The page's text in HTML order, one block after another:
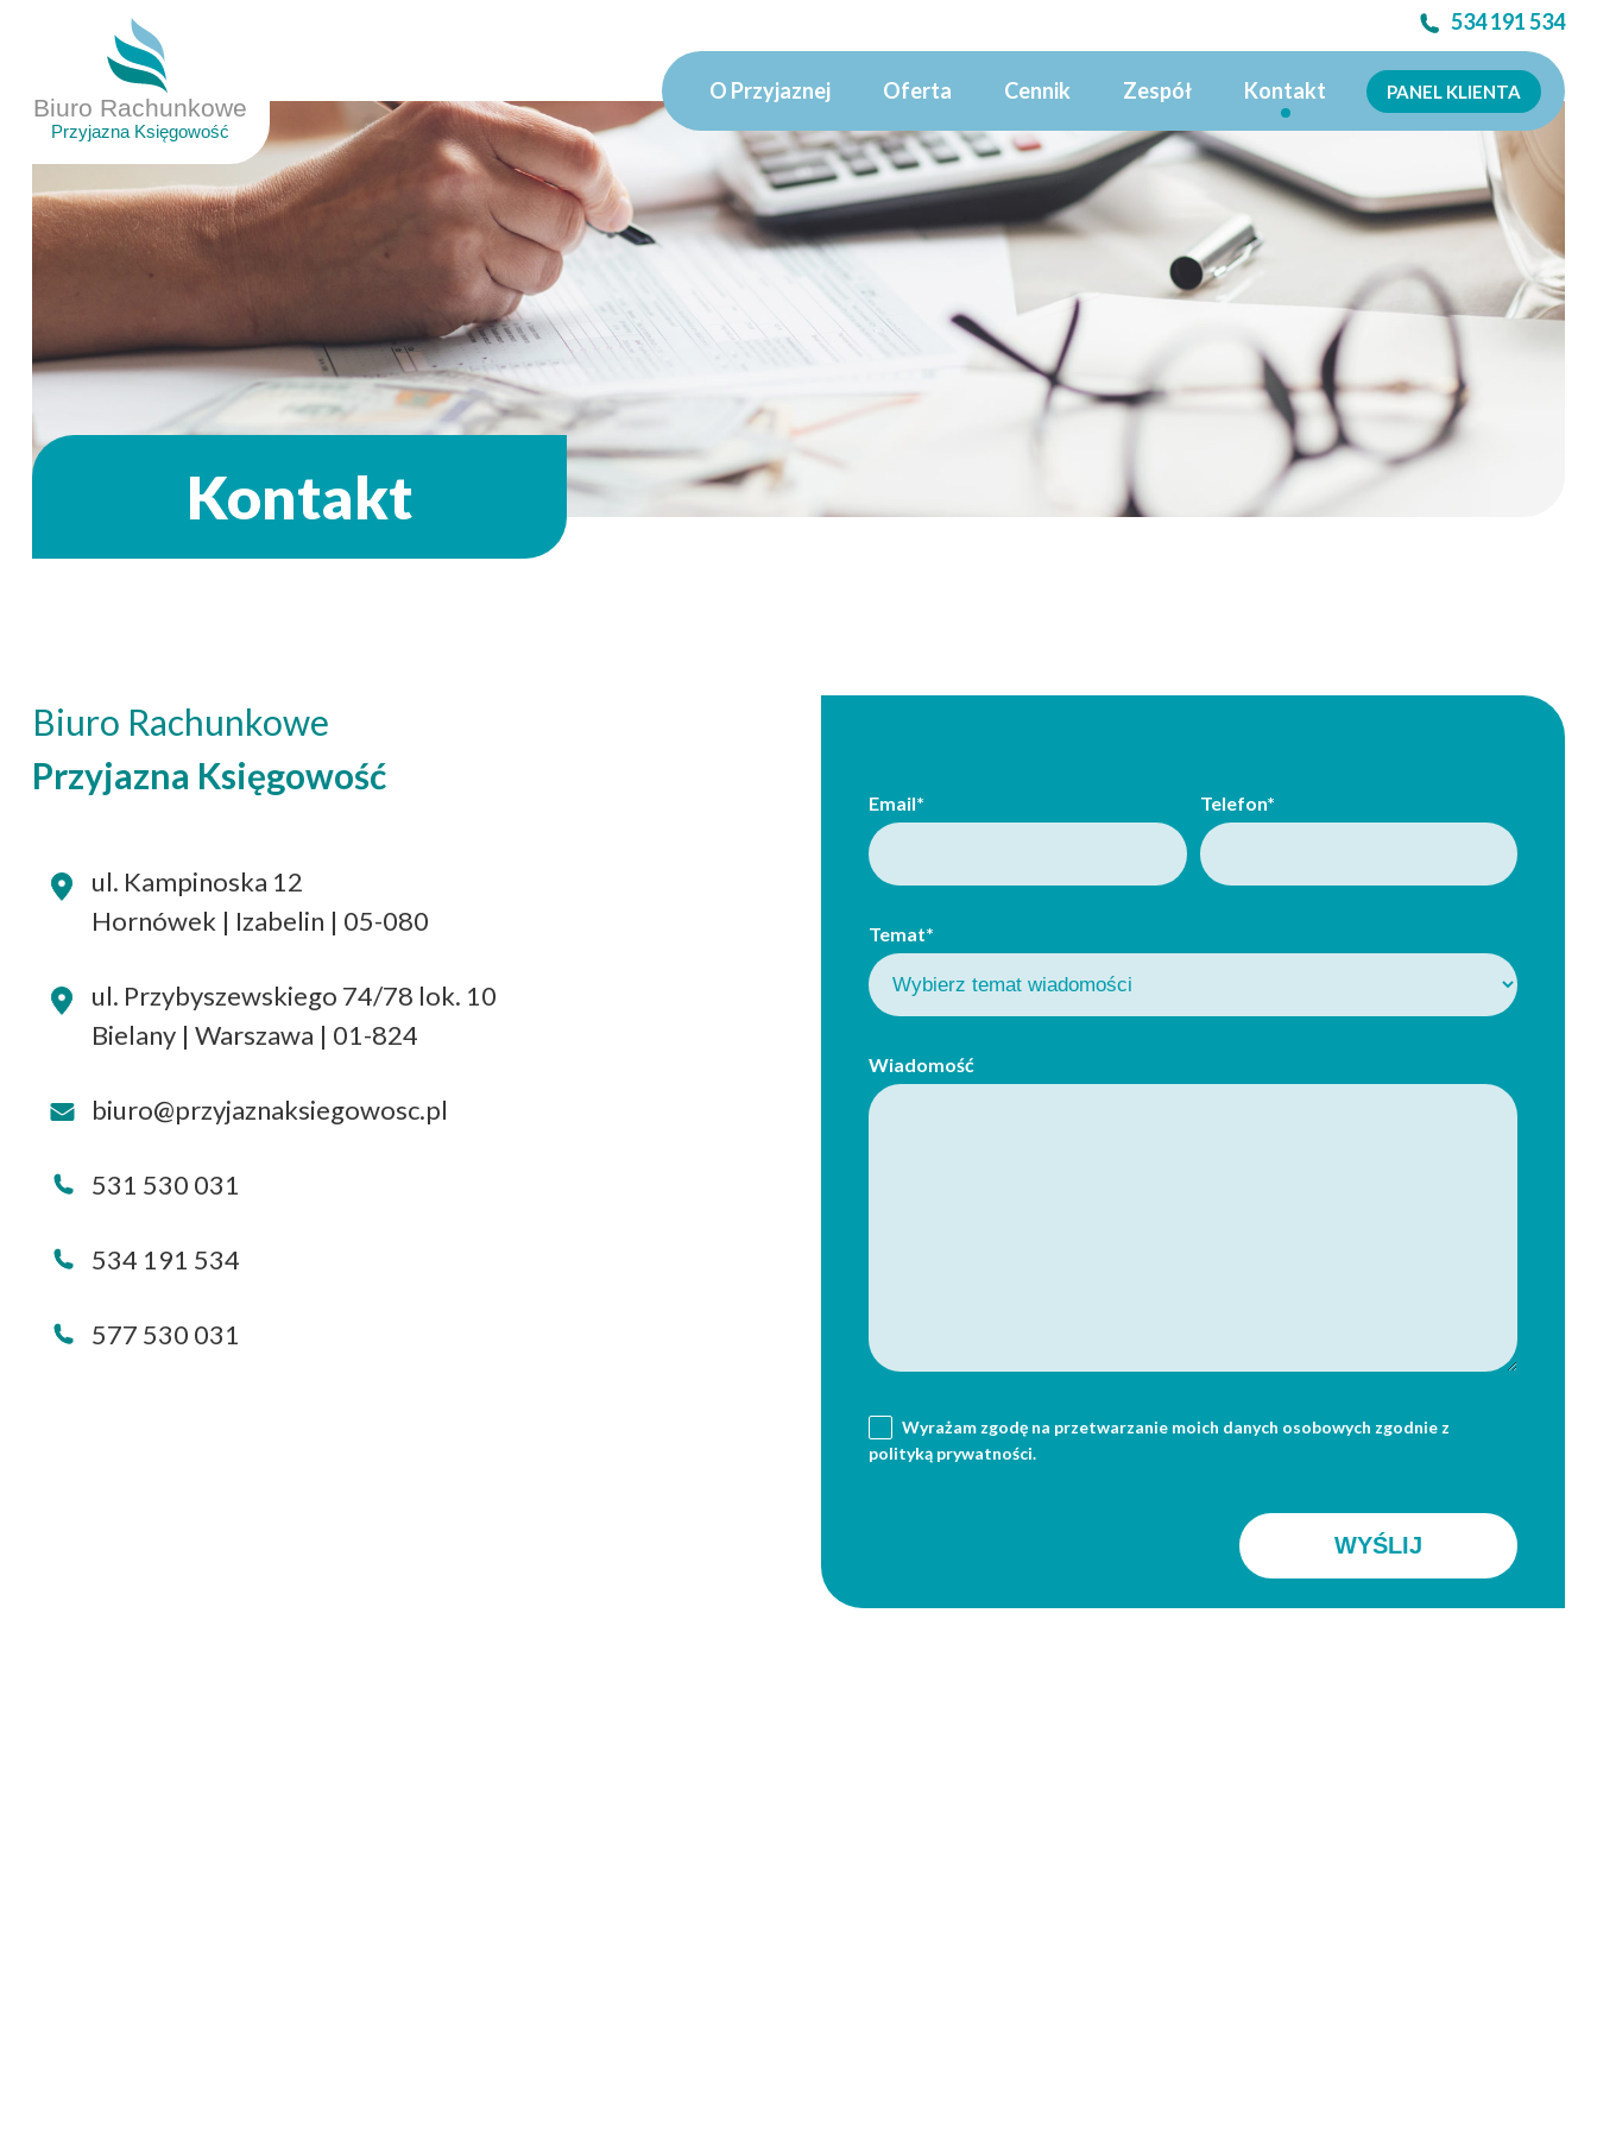
534 191 534
O Przyjaznej Oferta Cennik Zespół Kontakt PANEL KLIENTA
Kontakt
Biuro Rachunkowe
Przyjazna Księgowość
ul. Kampinoska 12
Hornówek | Izabelin | 05-080
ul. Przybyszewskiego 74/78 lok. 10
Bielany | Warszawa | 01-824
biuro@przyjaznaksiegowosc.pl
531 530 031
534 191 534
577 530 031
Email* Telefon*
Temat*
Wiadomość
Wyrażam zgodę na przetwarzanie moich danych osobowych zgodnie z
polityką prywatności.